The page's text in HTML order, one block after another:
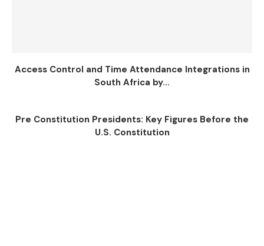
Access Control and Time Attendance Integrations in
South Africa by...
Pre Constitution Presidents: Key Figures Before the
U.S. Constitution